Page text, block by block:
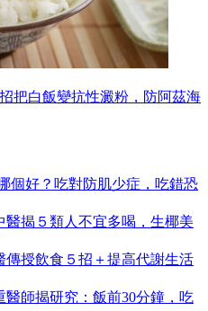
把白飯變抗性澱粉，防阿茲海
個好？吃對防肌少症，吃錯恐
揭５類人不宜多喝，生椰美
傳授飲食５招＋提高代謝生活
師揭研究：飯前30分鐘，吃